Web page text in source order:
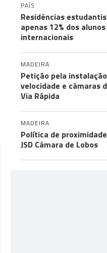
PAÍS
Residências
apenas 12% dos
internacionais
MADEIRA
Petição pela
velocidade e câmaras
Via Rápida
MADEIRA
Política de
JSD Câmara de Lobos